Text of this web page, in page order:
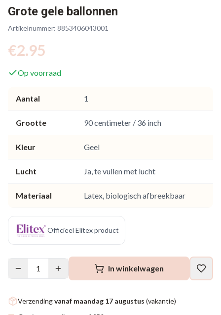
Grote gele ballonnen
Artikelnummer: 8853406043001
€2.95
Op voorraad
Aantal 1
Grootte 90 centimeter / 36 inch
Kleur Geel
Lucht Ja, te vullen met lucht
Materiaal Latex, biologisch afbreekbaar
Officieel Elitex product
1 In winkelwagen
Verzendingvanaf maandag 17 augustus (vakantie)